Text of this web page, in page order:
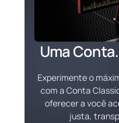
Uma
Experimente o
com a Conta
oferecer a você
justa,